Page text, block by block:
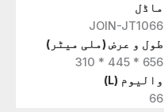
ماڈل
JOIN-JT1066
طول و عرض (ملی میٹر)
656 * 445 * 310
والیوم (L)
66